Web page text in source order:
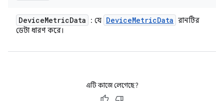
DeviceMetricData : যে DeviceMetricData রানটির
ডেটা ধারণ করে।
এটি কাজে লেগেছে?